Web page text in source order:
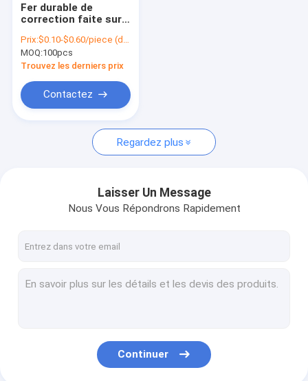
Labels d'étiquettes de textile
Correction en caoutchouc de PVC
Bandes de poignet tissées
Habillement Hang Tags
Fer durable de
correction faite sur
broderie de couleur
de Pandone sur des
corrections pour des
Prix:$0.10-$0.60/piece (depends on the design and order quantity)
MOQ:100pcs
Trouvez les derniers prix
Contactez
Regardez plus
Laisser Un Message
Nous Vous Répondrons Rapidement
Continuer